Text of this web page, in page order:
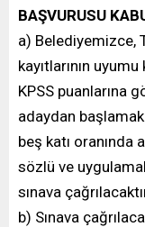
BAŞVURUSU
a) Belediyemizce,
kayıtlarının
KPSS puanlarına
adaydan başlamak
beş katı oranında
sözlü ve
sınava
b) Sınava